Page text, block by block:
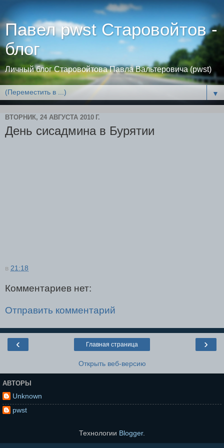
Павел pwst Старовойтов -
блог
Личный блог Старовойтова Павла Вальтеровича (pwst)
▼
ВТОРНИК, 24 АВГУСТА 2010 Г.
День сисадмина в Бурятии
в 21:18
Комментариев нет:
Отправить комментарий
‹ ›
Главная страница
Открыть веб-версию
АВТОРЫ
Unknown
pwst
Технологии Blogger.